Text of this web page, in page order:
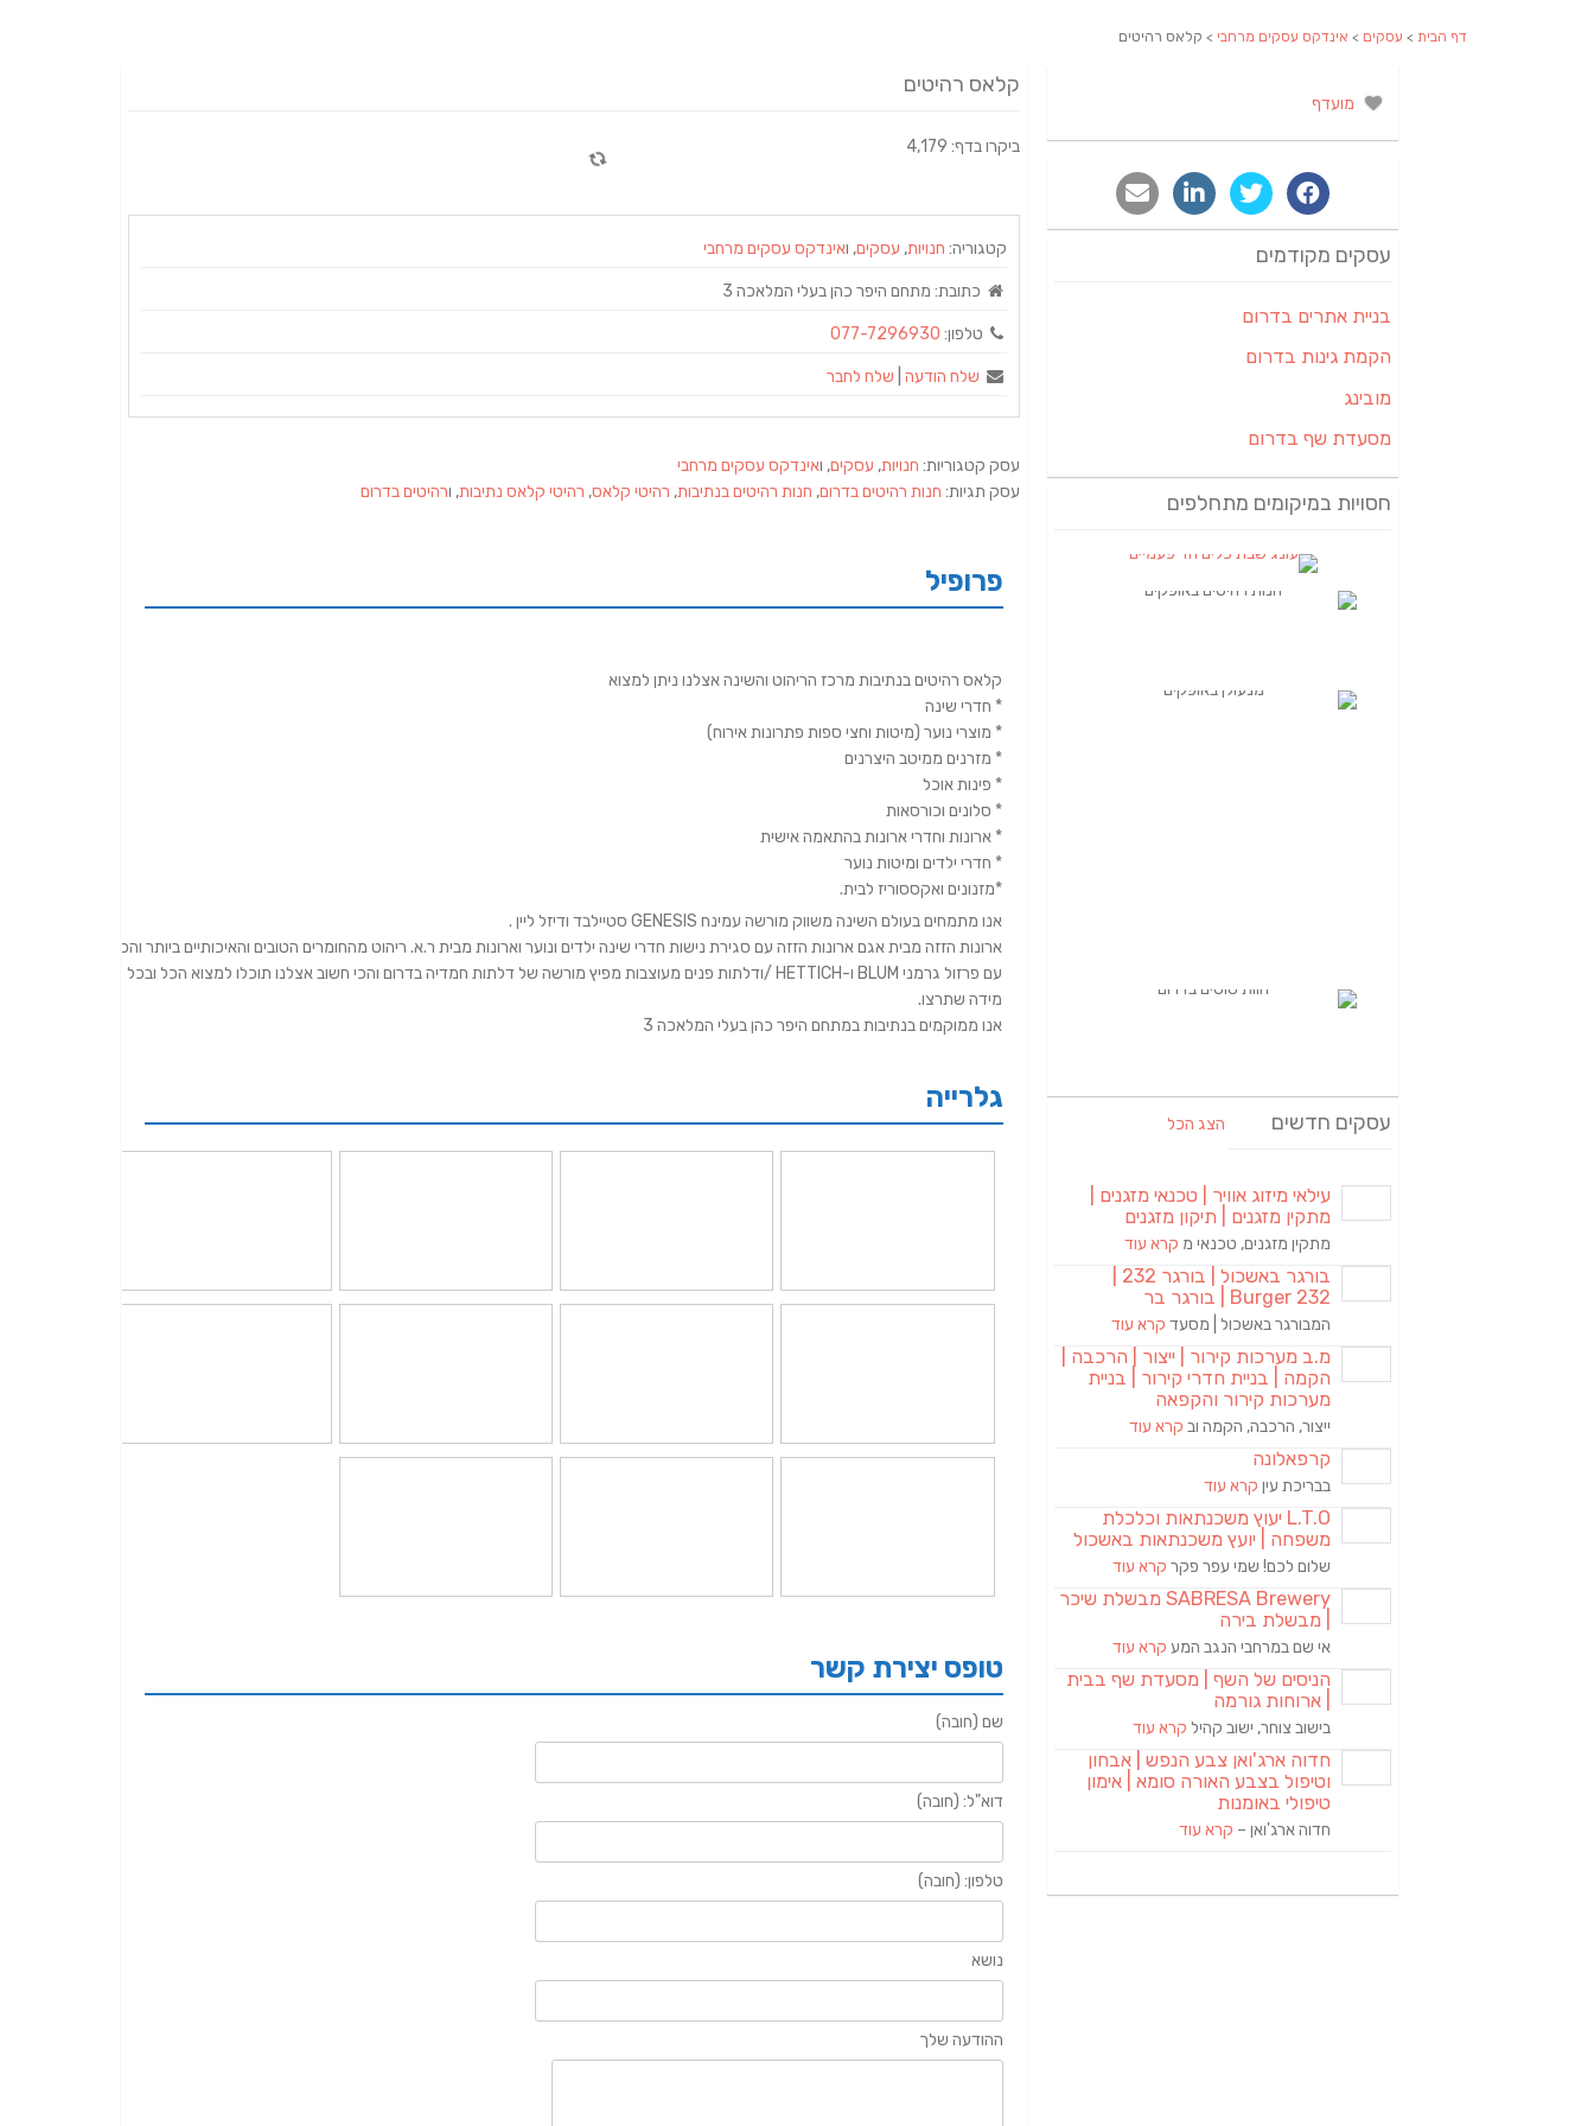
דף הבית > עסקים > אינדקס עסקים מרחבי > קלאס רהיטים
קלאס רהיטים
ביקרו בדף: 4,179
קטגוריה: חנויות, עסקים, ואינדקס עסקים מרחבי
כתובת: מתחם היפר כהן בעלי המלאכה 3
טלפון: 077-7296930
שלח הודעה שלח לחבר
עסק קטגוריות: חנויות, עסקים, ואינדקס עסקים מרחבי
עסק תגיות: חנות רהיטים בדרום, חנות רהיטים בנתיבות, רהיטי קלאס, רהיטי קלאס נתיבות, ורהיטים בדרום
פרופיל
קלאס רהיטים בנתיבות מרכז הריהוט והשינה אצלנו ניתן למצוא
* חדרי שינה
* מוצרי נוער (מיטות וחצי ספות פתרונות אירוח)
* מזרנים ממיטב היצרנים
* פינות אוכל
* סלונים וכורסאות
* ארונות וחדרי ארונות בהתאמה אישית
* חדרי ילדים ומיטות נוער
*מזנונים ואקססוריז לבית.
אנו מתמחים בעולם השינה משווק מורשה עמינח GENESIS סטיילבד ודיזל ליין .
ארונות הזזה מבית אגם ארונות הזזה עם סגירת נישות חדרי שינה ילדים ונוער וארונות מבית ר.א. ריהוט מהחומרים הטובים והאיכותיים ביותר והכל
עם פרזול גרמני BLUM ו-HETTICH /ודלתות פנים מעוצבות מפיץ מורשה של דלתות חמדיה בדרום והכי חשוב אצלנו תוכלו למצוא הכל ובכל
מידה שתרצו.
אנו ממוקמים בנתיבות במתחם היפר כהן בעלי המלאכה 3
גלרייה
טופס יצירת קשר
שם (חובה)
דוא"ל: (חובה)
טלפון: (חובה)
נושא
ההודעה שלך
מועדף
עסקים מקודמים
בניית אתרים בדרום
הקמת גינות בדרום
מובינג
מסעדת שף בדרום
חסויות במיקומים מתחלפים
עסקים חדשים הצג הכל
עילאי מיזוג אוויר | טכנאי מזגנים |
מתקין מזגנים | תיקון מזגנים
מתקין מזגנים, טכנאי מ קרא עוד
Burger 232 | בורגר בר
המבורגר באשכול | מסעד קרא עוד
מ.ב מערכות קירור | ייצור | הרכבה |
הקמה | בניית חדרי קירור | בניית
מערכות קירור והקפאה
ייצור, הרכבה, הקמה וב קרא עוד
קרפאלונה
בבריכת עין קרא עוד
L.T.O יעוץ משכנתאות וכלכלת
משפחה | יועץ משכנתאות באשכול
שלום לכם! שמי עפר פקר קרא עוד
SABRESA Brewery מבשלת שיכר
| מבשלת בירה
אי שם במרחבי הנגב המע קרא עוד
הניסים של השף | מסעדת שף בבית
| ארוחות גורמה
בישוב צוחר, ישוב קהיל קרא עוד
חדוה ארג'ואן צבע הנפש | אבחון
וטיפול בצבע האורה סומא | אימון
טיפולי באומנות
חדוה ארג'ואן – קרא עוד